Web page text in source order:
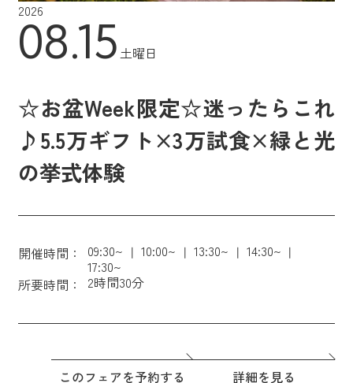
2026
08.15 土曜日
☆お盆Week限定☆迷ったらこれ
♪5.5万ギフト×3万試食×緑と光
の挙式体験
開催時間： 09:30~ 10:00~ 13:30~
14:30~
17:30~
所要時間：
2時間30分
このフェアを予約する 詳細を見る